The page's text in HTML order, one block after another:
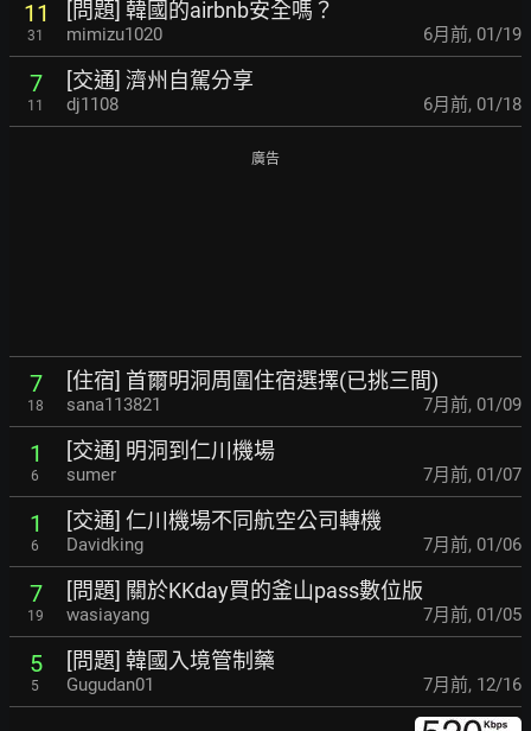
11
31
[問題] 韓國的airbnb安全嗎？
mimizu1020 6月前, 01/19
7
11
[交通] 濟州自駕分享
dj1108 6月前, 01/18
廣告
7
18
[住宿] 首爾明洞周圍住宿選擇(已挑三間)
sana113821 7月前, 01/09
1
6
[交通] 明洞到仁川機場
sumer 7月前, 01/07
1
6
[交通] 仁川機場不同航空公司轉機
Davidking 7月前, 01/06
7
19
[問題] 關於KKday買的釜山pass數位版
wasiayang 7月前, 01/05
5
5
[問題] 韓國入境管制藥
Gugudan01 7月前, 12/16